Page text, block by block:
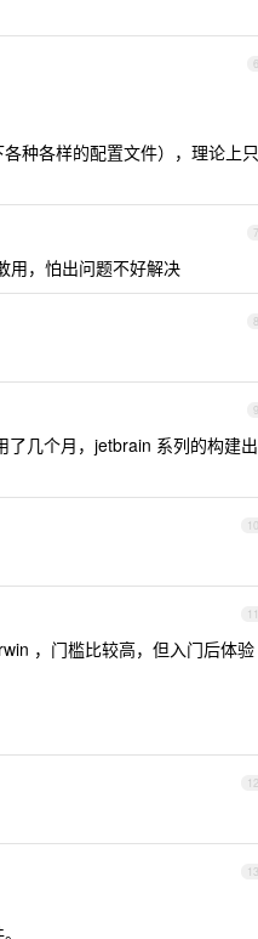
6
种各样的配置文件），理论上只
7
用，怕出问题不好解决
8
9
几个月，jetbrain 系列的构建出
10
11
，门槛比较高，但入门后体验
12
13